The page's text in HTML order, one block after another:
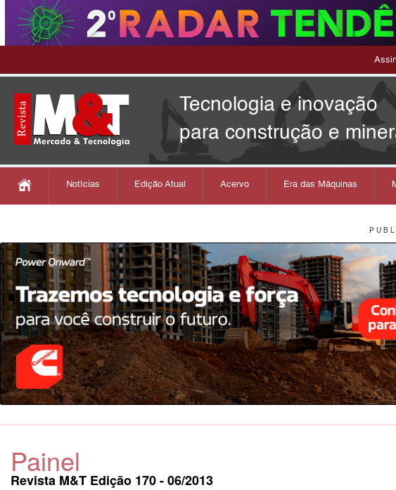
Tecnologia e inovação
para construção e
Notícias Edição Atual Acervo Era das Máquinas
P U B L
Painel
Revista M&T Edição 170 - 06/2013